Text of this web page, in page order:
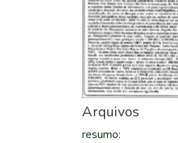
Arquivos
resumo: